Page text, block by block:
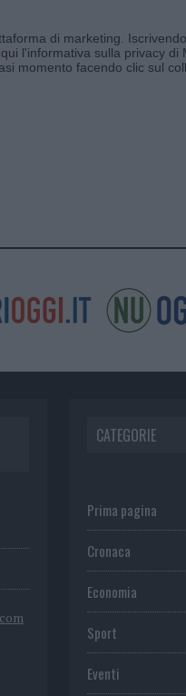
di marketing.
l'informativa sulla privacy di
momento facendo clic sul
CATEGORIE
Prima pagina
Cronaca
Economia
Sport
Eventi